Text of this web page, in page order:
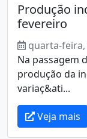
Produção
fevereiro
quarta-feira,
Na passagem
produção da
variaç&ati...
Veja mais